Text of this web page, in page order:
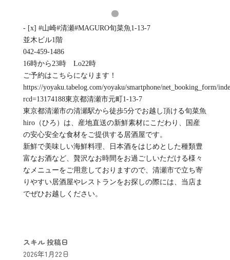
- [x] #山崎#清瀬#MAGURO旬菜魚1-13-7
並木ビル1階
042-459-1486
16時から23時 Lo22時
ご予約はこちらになります！
https://yoyaku.tabelog.com/yoyaku/smartphone/net_booking_form/
rcd=13174188東京都清瀬市元町1-13-7
東京都清瀬市の清瀬駅から徒歩5分でお越し頂ける旬菜魚
hiro（ひろ）は、産地直送の新鮮素材にこだわり、国産
の安心安全な食材をご提供する居酒屋です。
新鮮で美味しい海鮮料理、日本酒をはじめとした種類豊
富なお酒など、贅沢なお時間をお過ごしいただける様々
なメニューをご用意しておりますので、清瀬市で立ち寄
りやすい居酒屋やレストランをお探しの際には、当店ま
でぜひお越しください。
スキル 投稿日
2026年1月22日